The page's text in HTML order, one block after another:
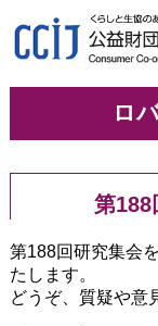
ロ
第188
第188回研究集会
たします。
どうぞ、質疑や意